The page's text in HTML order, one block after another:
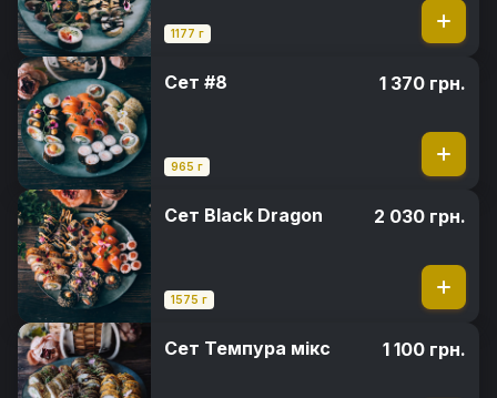
1177 г
Сет #8
965 г
1 370 грн.
Сет Black Dragon
1575 г
2 030 грн.
Сет Темпура мікс 1 100 грн.